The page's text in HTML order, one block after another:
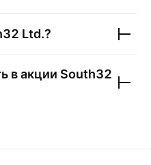
Ltd.?
в акции South32